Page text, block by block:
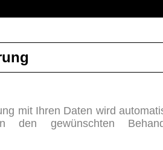
mit Ihren Daten wird
gewünschten